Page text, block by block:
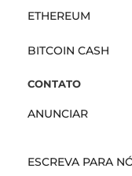
ETHEREUM
BITCOIN CASH
CONTATO
ANUNCIAR
ESCREVA PARA